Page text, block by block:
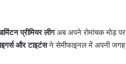
प्रीमियर लीगअब अपने रोमांचक मोड़ पर
और टाइटंसने सेमीफाइनल में अपनी जगह